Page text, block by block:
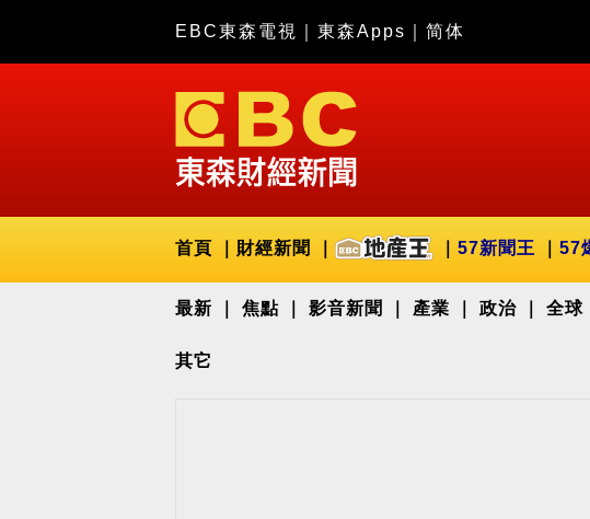
EBC東森電視 東森Apps 简体
首頁 財經新聞 57新聞王 57
最新 焦點 影音新聞 產業 政治 全球
其它